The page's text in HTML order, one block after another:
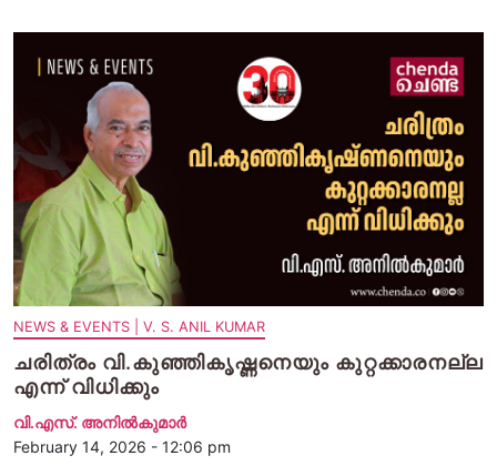
NEWS & EVENTS | V. S. ANIL KUMAR
ചരിത്രം വി.കുഞ്ഞികൃഷ്ണനെയും കുറ്റക്കാരനല്ല
എന്ന് വിധിക്കും
വി.എസ്. അനിൽകുമാർ
February 14, 2026 - 12:06 pm